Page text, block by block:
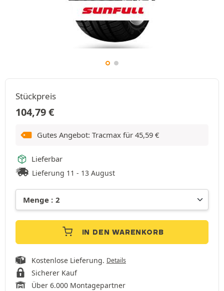
Stückpreis
104,79€
Gutes Angebot: Tracmax für 45,59 €
Lieferbar
Lieferung 11 - 13 August
IN DEN WARENKORB
Kostenlose Lieferung. Details
Sicherer Kauf
Über 6.000 Montagepartner